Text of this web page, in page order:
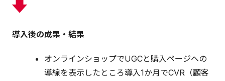
導入後の成果・結果
オンラインショップでUGCと購入ページへの
導線を表示したところ導入1か月でCVR（顧客